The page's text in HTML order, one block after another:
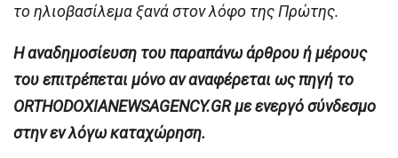
το ηλιοβασίλεμα ξανά στον λόφο της Πρώτης.
H αναδημοσίευση του παραπάνω άρθρου ή μέρους
του επιτρέπεται μόνο αν αναφέρεται ως πηγή το
ORTHODOXIANEWSAGENCY.GR με ενεργό σύνδεσμο
στην εν λόγω καταχώρηση.